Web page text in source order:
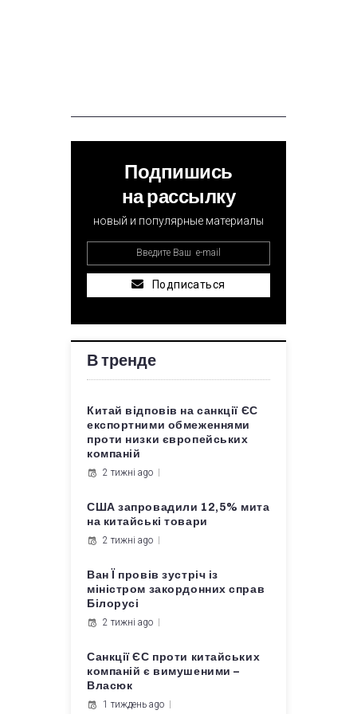
Подпишись
на рассылку
новый и популярные материалы
Подписаться
В тренде
Китай відповів на санкції ЄС
експортними обмеженнями
проти низки європейських
компаній
2 тижні ago
США запровадили 12,5% мита
на китайські товари
2 тижні ago
Ван Ї провів зустріч із
міністром закордонних справ
Білорусі
2 тижні ago
Санкції ЄС проти китайських
компаній є вимушеними –
Власюк
1 тиждень ago